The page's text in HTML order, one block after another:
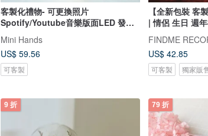
客製化禮物- 可更換照片
Spotify/Youtube音樂版面LED 發光
Mini Hands
US$ 59.56
可客製
【全新包裝 客
| 情侶 生日 週
US$ 42.85
可客製 獨家販
9 折 79 折